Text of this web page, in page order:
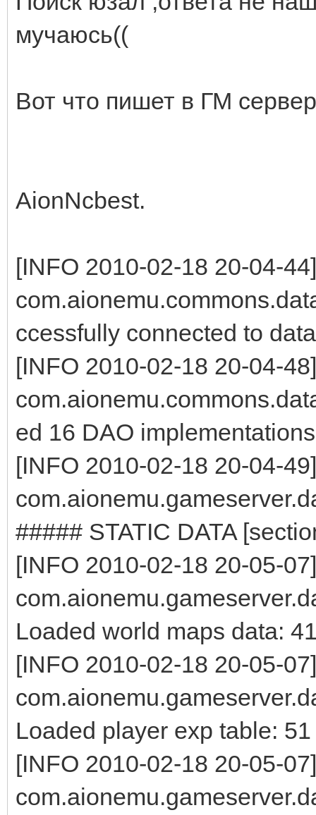
мучаюсь((
Вот что пишет в ГМ
AionNcbest.
[INFO 2010-02-18 20-04-44]
ccessfully connected to
[INFO 2010-02-18 20-04-48]
ed 16 DAO
[INFO 2010-02-18 20-04-49]
##### STATIC DATA
[INFO 2010-02-18 20-05-07]
Loaded world maps data:
[INFO 2010-02-18 20-05-07]
Loaded player exp table:
[INFO 2010-02-18 20-05-07]